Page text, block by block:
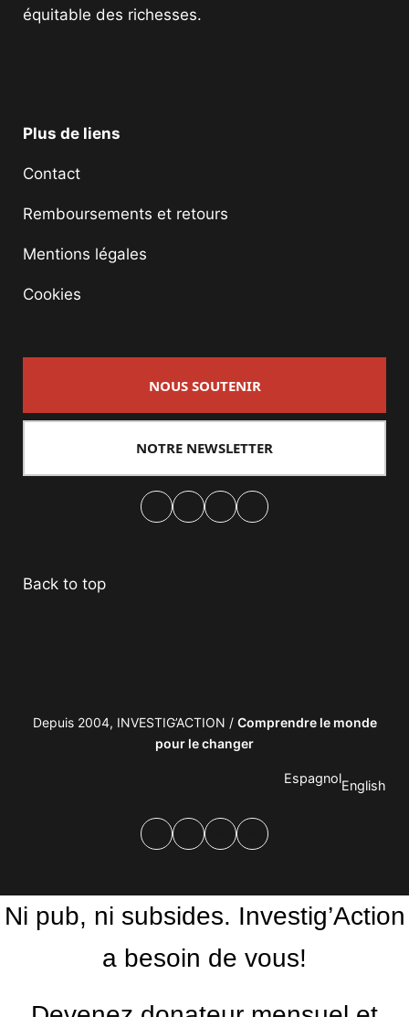
équitable des richesses.
Plus de liens
Contact
Remboursements et retours
Mentions légales
Cookies
NOUS SOUTENIR
NOTRE NEWSLETTER
Back to top
Depuis 2004, INVESTIG’ACTION / Comprendre le monde
pour le changer
EspagnolEnglish
Ni pub, ni subsides. Investig’Action
a besoin de vous!